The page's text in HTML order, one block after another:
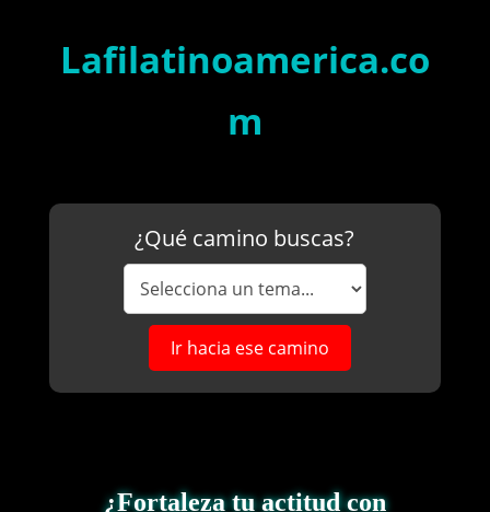
Lafilatinoamerica.co
m
¿Qué camino buscas?
Ir hacia ese camino
¿Fortaleza tu actitud con